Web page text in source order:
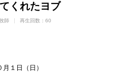
くれたヨブ
師 再生回数：60
１日（日）